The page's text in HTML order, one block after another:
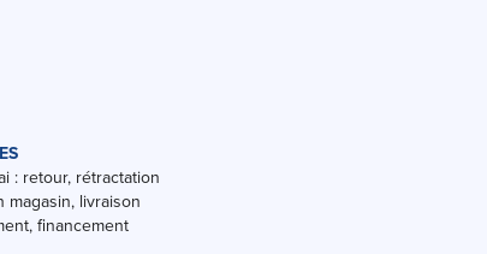
: retour, rétractation
magasin, livraison
financement